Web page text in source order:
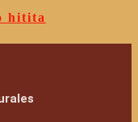
hitita